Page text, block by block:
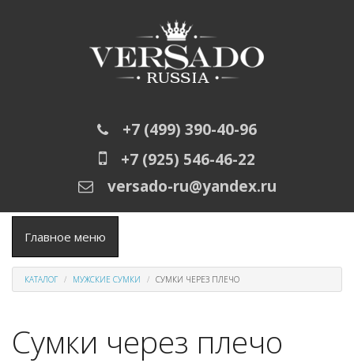
+7 (499) 390-40-96
+7 (925) 546-46-22
versado-ru@yandex.ru
Главное меню
КАТАЛОГ МУЖСКИЕ СУМКИ СУМКИ ЧЕРЕЗ ПЛЕЧО
Сумки через плечо